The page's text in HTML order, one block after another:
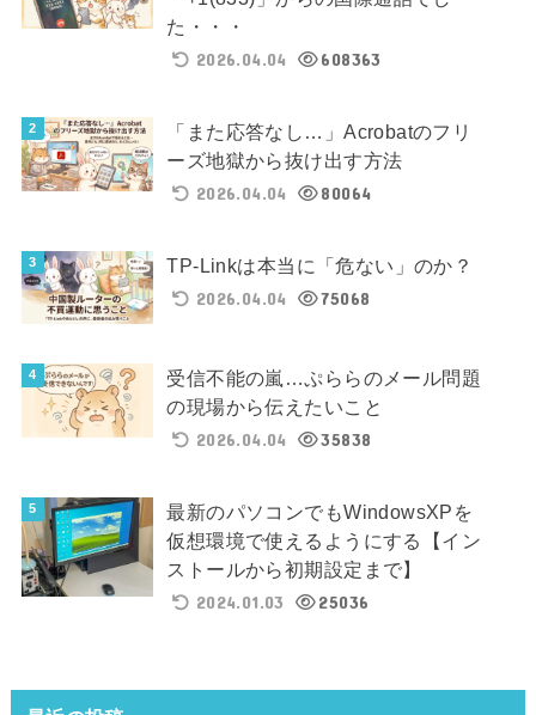
た・・・
2026.04.04
608363
「また応答なし…」Acrobatのフリ
ーズ地獄から抜け出す方法
2026.04.04
80064
TP-Linkは本当に「危ない」のか？
2026.04.04
75068
受信不能の嵐…ぷららのメール問題
の現場から伝えたいこと
2026.04.04
35838
最新のパソコンでもWindowsXPを
仮想環境で使えるようにする【イン
ストールから初期設定まで】
2024.01.03
25036